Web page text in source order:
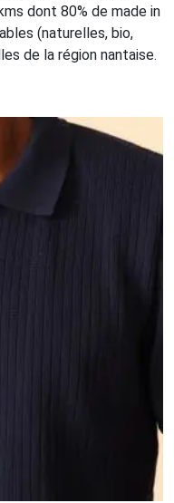
dont 80% de made in
(naturelles, bio,
de la région nantaise.